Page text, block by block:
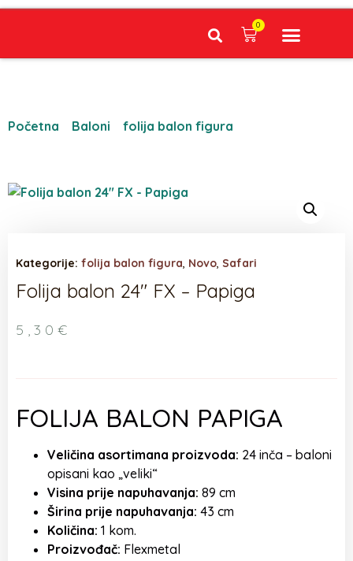
0
Početna Baloni folija balon figura
Kategorije: folija balon figura Novo Safari
Folija balon 24″ FX – Papiga
5,30 €
FOLIJA BALON PAPIGA
Veličina asortimana proizvoda: 24 inča – baloni
opisani kao „veliki“
Visina prije napuhavanja: 89 cm
Širina prije napuhavanja: 43 cm
Količina: 1 kom.
Proizvođač: Flexmetal